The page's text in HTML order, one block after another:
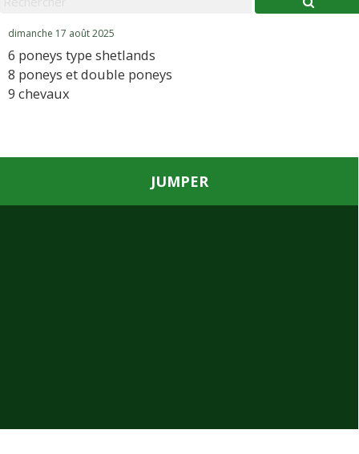
Contact
dimanche 17 août 2025
6 poneys type shetlands
8 poneys et double poneys
9 chevaux
JUMPER